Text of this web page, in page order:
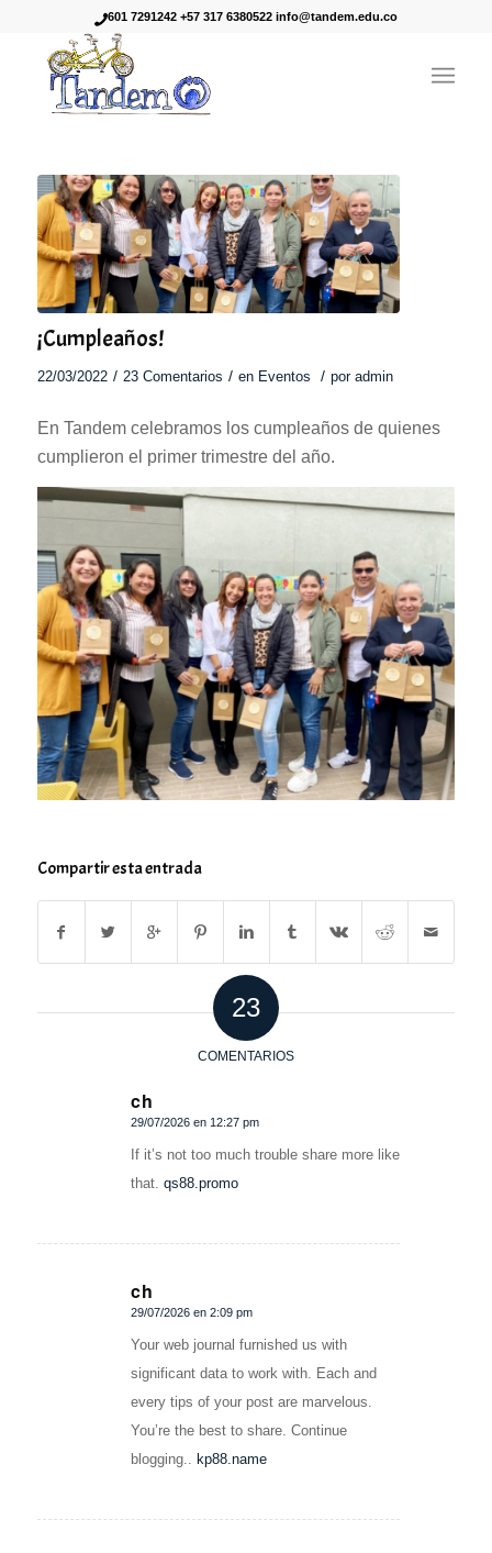
601 7291242 +57 317 6380522 info@tandem.edu.co
¡Cumpleaños!
22/03/2022 / 23 Comentarios / en Eventos / por admin
En Tandem celebramos los cumpleaños de quienes
cumplieron el primer trimestre del año.
Compartir esta entrada
23
COMENTARIOS
ch
Dice:
29/07/2026 en 12:27 pm
If it’s not too much trouble share more like
that. qs88.promo
ch
Dice:
29/07/2026 en 2:09 pm
Your web journal furnished us with
significant data to work with. Each and
every tips of your post are marvelous.
You’re the best to share. Continue
blogging.. kp88.name